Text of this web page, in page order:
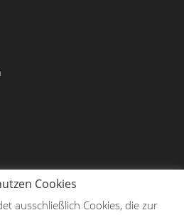
Cookies
ausschließlich Cookies, die zur